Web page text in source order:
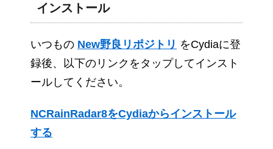
インストール
いつもの New野良リポジトリ をCydiaに登
録後、以下のリンクをタップしてインスト
ールしてください。
NCRainRadar8をCydiaからインストール
する